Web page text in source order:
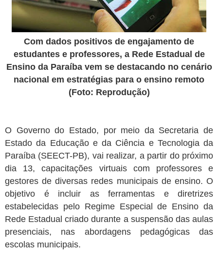
Com dados positivos de engajamento de
estudantes e professores, a Rede Estadual de
Ensino da Paraíba vem se destacando no cenário
nacional em estratégias para o ensino remoto
(Foto: Reprodução)
O Governo do Estado, por meio da Secretaria de
Estado da Educação e da Ciência e Tecnologia da
Paraíba (SEECT-PB), vai realizar, a partir do próximo
dia 13, capacitações virtuais com professores e
gestores de diversas redes municipais de ensino. O
objetivo é incluir as ferramentas e diretrizes
estabelecidas pelo Regime Especial de Ensino da
Rede Estadual criado durante a suspensão das aulas
presenciais, nas abordagens pedagógicas das
escolas municipais.